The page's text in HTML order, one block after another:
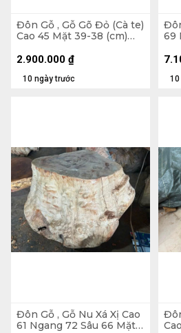
Đôn Gỗ , Gỗ Gõ Đỏ (Cà te)
Cao 45 Mặt 39-38 (cm)
10 ngày trước
2.900.000 ₫
69
10
Đôn Gỗ , Gỗ Nu Xá Xị Cao
61 Ngang 72 Sâu 66 Mặt